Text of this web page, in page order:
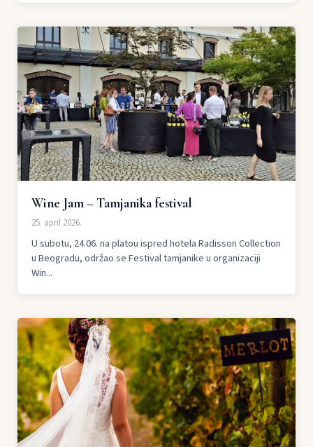
Wine Jam – Tamjanika festival
25. april 2026.
U subotu, 24.06. na platou ispred hotela Radisson Collection
u Beogradu, održao se Festival tamjanike u organizaciji
Win...